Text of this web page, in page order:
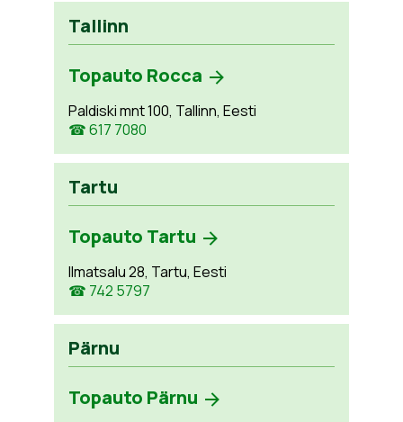
Tallinn
Topauto Rocca
Paldiski mnt 100, Tallinn, Eesti
☎ 617 7080
Tartu
Topauto Tartu
Ilmatsalu 28, Tartu, Eesti
☎ 742 5797
Pärnu
Topauto Pärnu